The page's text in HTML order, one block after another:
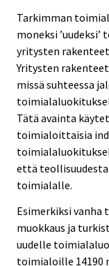
Tarkimman
moneksi
yritysten
Yritysten
missä suhteessa
Tätä avainta
toimialoittaisia
että teollisuudesta
toimialalle.
Esimerkiksi vanha
muokkaus ja
uudelle
toimialoille 14190